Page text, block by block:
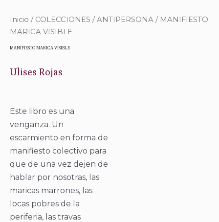
Inicio / COLECCIONES / ANTIPERSONA / MANIFIESTO
MARICA VISIBLE
MANIFIESTO MARICA VISIBLE
Ulises Rojas
Este libro es una
venganza. Un
escarmiento en forma de
manifiesto colectivo para
que de una vez dejen de
hablar por nosotras, las
maricas marrones, las
locas pobres de la
periferia, las travas